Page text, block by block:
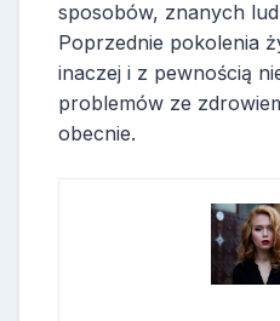
sposobów, znanych
Poprzednie pokolenia
inaczej i z pewnością
problemów ze
obecnie.